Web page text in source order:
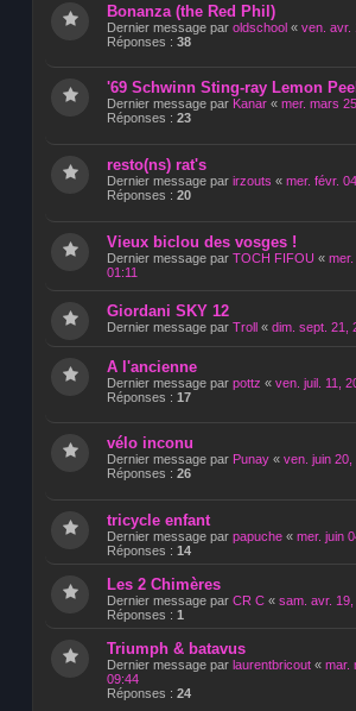
Bonanza (the Red Phil)
Dernier message par oldschool « ven. avr.
Réponses : 38
'69 Schwinn Sting-ray Lemon
Dernier message par Kanar « mer. mars
Réponses : 23
resto(ns) rat's
Dernier message par irzouts « mer. févr.
Réponses : 20
Vieux biclou des vosges !
Dernier message par TOCH FIFOU «
01:11
Giordani SKY 12
Dernier message par Troll « dim. sept. 21,
A l'ancienne
Dernier message par pottz « ven. juil. 11,
Réponses : 17
vélo inconu
Dernier message par Punay « ven. juin 20,
Réponses : 26
tricycle enfant
Dernier message par papuche « mer. juin
Réponses : 14
Les 2 Chimères
Dernier message par CR C « sam. avr. 19,
Réponses : 1
Triumph & batavus
Dernier message par laurentbricout « mar.
09:44
Réponses : 24